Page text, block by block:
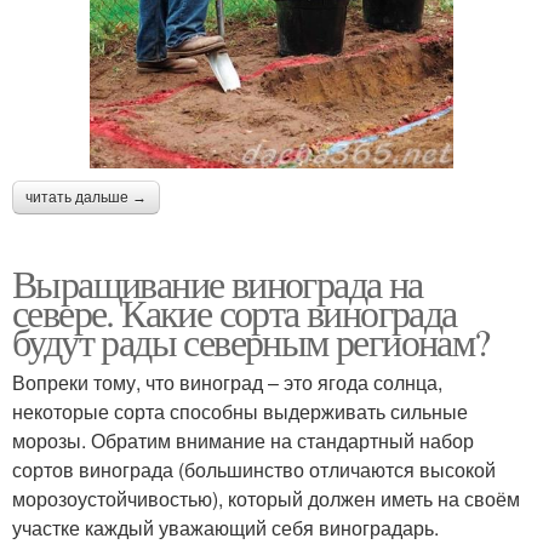
читать дальше →
Выращивание винограда на
севере. Какие сорта винограда
будут рады северным регионам?
Вопреки тому, что виноград – это ягода солнца,
некоторые сорта способны выдерживать сильные
морозы. Обратим внимание на стандартный набор
сортов винограда (большинство отличаются высокой
морозоустойчивостью), который должен иметь на своём
участке каждый уважающий себя виноградарь.